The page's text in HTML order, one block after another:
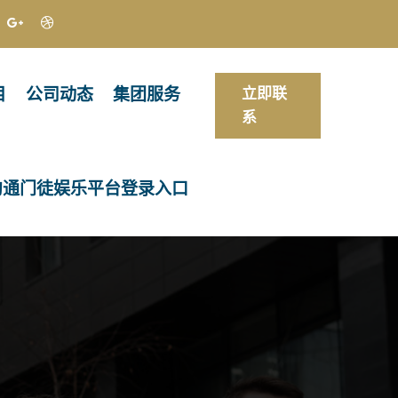
公司动态 集团服务
门徒娱乐平台登录入口
立即联
系